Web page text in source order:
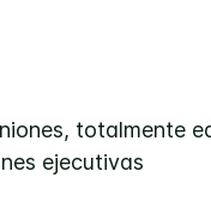
totalmente
ejecutivas